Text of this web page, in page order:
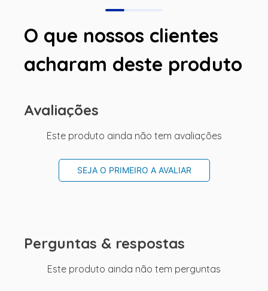
O que nossos clientes
acharam deste produto
Avaliações
Este produto ainda não tem avaliações
SEJA O PRIMEIRO A AVALIAR
Perguntas & respostas
Este produto ainda não tem perguntas